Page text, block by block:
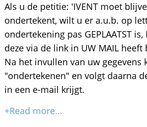
Als u de petitie: 'IVENT moet
ondertekent, wilt u er a.u.b. op
ondertekening pas GEPLAATST is,
deze via de link in UW MAIL heeft
Na het invullen van uw gegevens
"ondertekenen" en volgt daarna
in een e-mail krijgt.
+Read more...